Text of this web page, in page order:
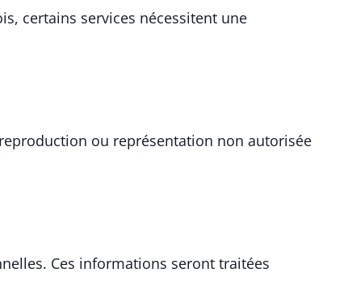
certains services nécessitent une
ou représentation non autorisée
Ces informations seront traitées